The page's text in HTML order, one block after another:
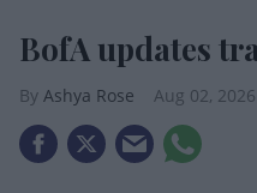
BofA updates
Ashya Rose Aug 02, 2026